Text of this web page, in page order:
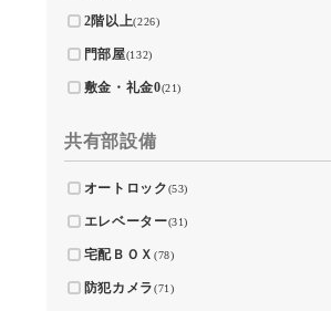
2階以上(226)
門部屋(132)
敷金・礼金0(21)
共有部設備
オートロック(53)
エレベーター(31)
宅配ＢＯＸ (78)
防犯カメラ(71)